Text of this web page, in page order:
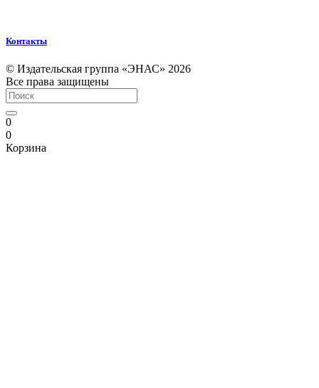
Контакты
© Издательская группа «ЭНАС» 2026
Все права защищены
0
0
Корзина